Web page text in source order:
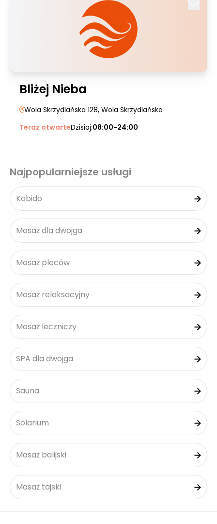
Bliżej Nieba
Wola Skrzydlańska 128, Wola Skrzydlańska
Teraz otwarteDzisiaj:08:00-24:00
Najpopularniejsze usługi
Kobido
Masaż dla dwojga
Masaż pleców
Masaż relaksacyjny
Masaż leczniczy
SPA dla dwojga
Sauna
Solarium
Masaż balijski
Masaż tajski